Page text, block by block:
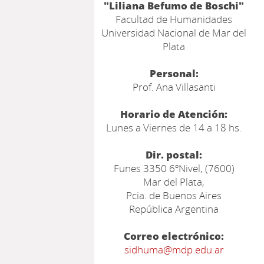
"Liliana Befumo de Boschi"
Facultad de Humanidades
Universidad Nacional de Mar del
Plata
Personal:
Prof. Ana Villasanti
Horario de Atención:
Lunes a Viernes de 14 a 18 hs.
Dir. postal:
Funes 3350 6ºNivel, (7600)
Mar del Plata,
Pcia. de Buenos Aires
República Argentina
Correo electrónico:
sidhuma@mdp.edu.ar